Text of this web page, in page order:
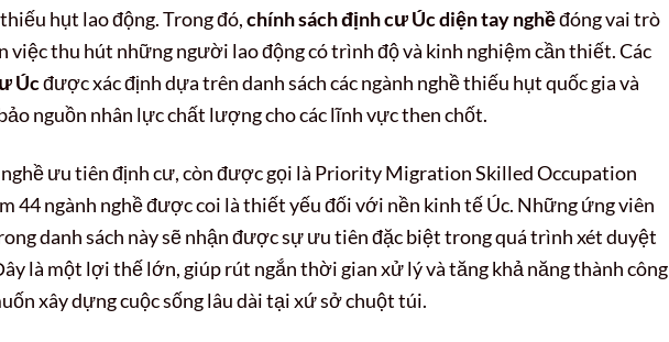
hụt lao động. Trong đó,chính sách định cư Úc diện tay nghềđóng vai trò
việc thu hút những người lao động có trình độ và kinh nghiệm cần thiết. Các
Úcđược xác định dựa trên danh sách các ngành nghề thiếu hụt quốc gia và
nguồn nhân lực chất lượng cho các lĩnh vực then chốt.
nghề ưu tiên định cư, còn được gọi là Priority Migration Skilled Occupation
44 ngành nghề được coi là thiết yếu đối với nền kinh tế Úc. Những ứng viên
danh sách này sẽ nhận được sự ưu tiên đặc biệt trong quá trình xét duyệt
là một lợi thế lớn, giúp rút ngắn thời gian xử lý và tăng khả năng thành công
xây dựng cuộc sống lâu dài tại xứ sở chuột túi.